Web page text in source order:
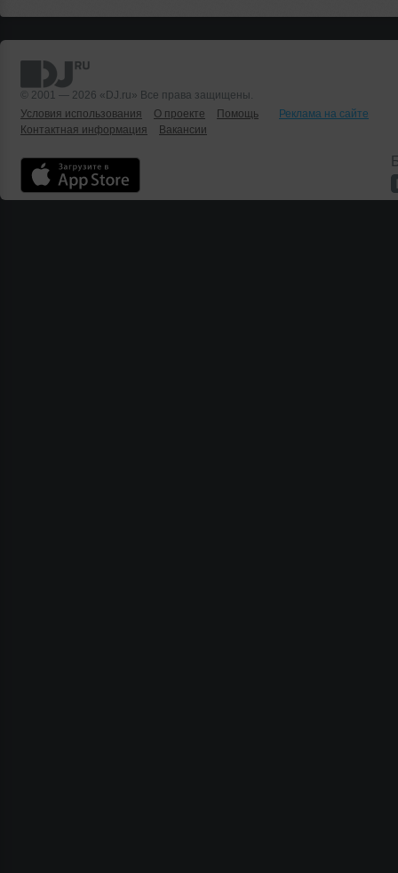
© 2001 — 2026 «DJ.ru» Все права защищены.
Условия использования
О проекте Помощь
Реклама на сайте
Контактная информация
Вакансии